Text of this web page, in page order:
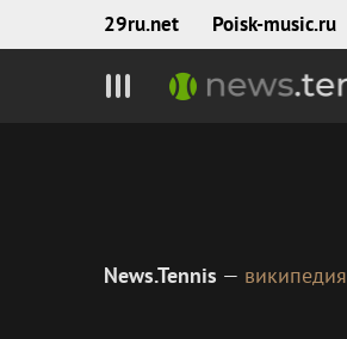
29ru.net Poisk‑music.ru
News.Tennis — википедия